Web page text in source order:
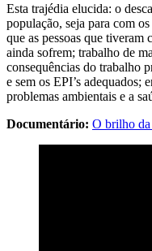
Esta trajédia elucida: o
população, seja para com
que as pessoas que
ainda sofrem; trabalho de
consequências do trabalho
e sem os EPI’s adequados;
problemas ambientais e a
Documentário: O brilho da